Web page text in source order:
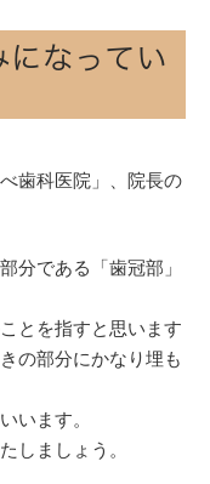
になってい
歯科医院」、院長の
分である「歯冠部」
とを指すと思います
の部分にかなり埋も
います。
しましょう。